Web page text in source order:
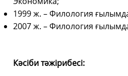
1999 ж. – Филология
2007 ж. – Филология
Кәсіби тәжірибесі: